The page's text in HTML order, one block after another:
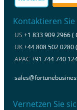
Kontaktieren Sie
US +1 833 909 2966 (
UK+44 808 502 0280
APAC +91 744 740
Vernetzen Sie